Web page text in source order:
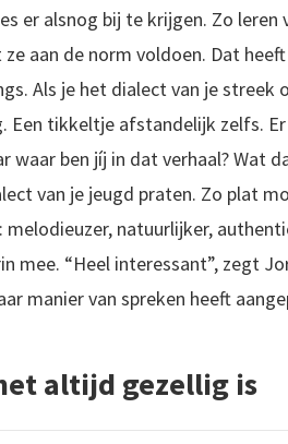
er alsnog bij te krijgen. Zo
aan de norm voldoen. Dat
Als je het dialect van je streek
tikkeltje afstandelijk zelfs.
ben jíj in dat verhaal? Wat
van je jeugd praten. Zo plat
natuurlijker,
“Heel interessant”, zegt
manier van spreken heeft
altijd gezellig is